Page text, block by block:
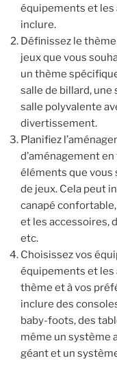
équipements et les
inclure.
Définissez le
jeux que vous
un thème
salle de billard, une
salle polyvalente
divertissement.
Planifiez
d’aménagement
éléments que vous
de jeux. Cela peut
canapé
et les accessoires,
etc.
Choisissez vos
équipements et
thème et à vos
inclure des
baby-foots, des
même un système
géant et un